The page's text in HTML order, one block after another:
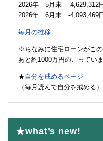
2026年 5月末 -4,629,312
2026年 6月末 -4,093,469
毎月の推移
※ちなみに住宅ローンがこの
あと約1000万円のこっていま
★自分を戒めるページ
（毎月読んで自分を戒める）
★what’s new!